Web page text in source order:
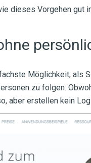
dieses Vorgehen gut
Möglichkeit, als
zu folgen.
aber erstellen kein